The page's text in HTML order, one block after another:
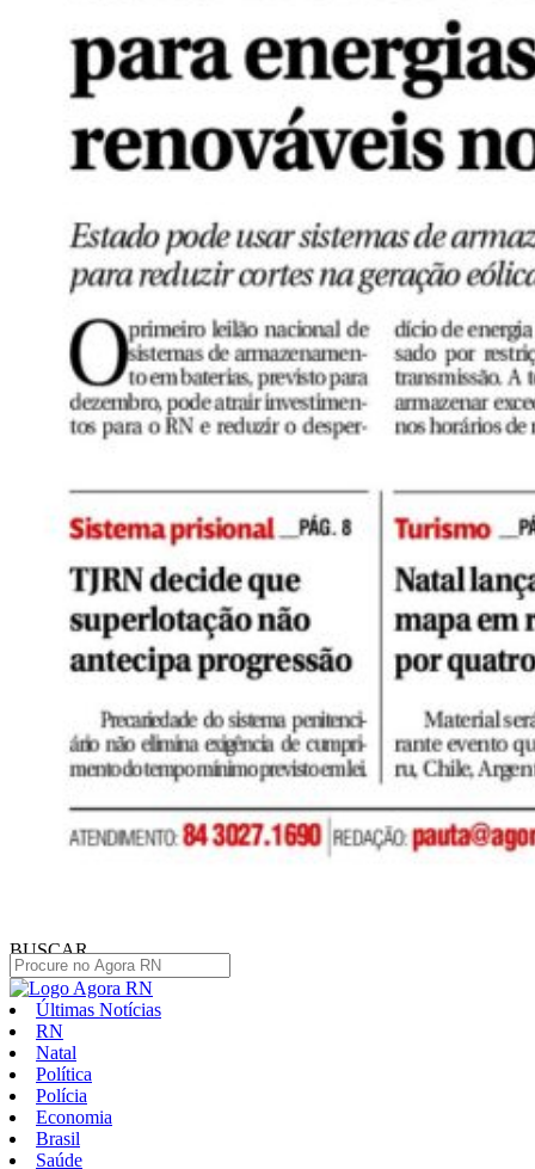
BUSCAR
Últimas Notícias
RN
Natal
Política
Polícia
Economia
Brasil
Saúde